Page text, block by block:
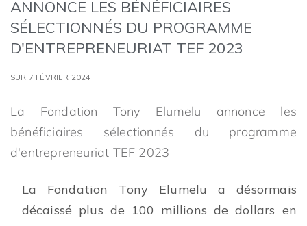
ANNONCE LES BÉNÉFICIAIRES
SÉLECTIONNÉS DU PROGRAMME
D'ENTREPRENEURIAT TEF 2023
SUR 7 FÉVRIER 2024
La Fondation Tony Elumelu annonce les
bénéficiaires sélectionnés du programme
d'entrepreneuriat TEF 2023
La Fondation Tony Elumelu a désormais
décaissé plus de 100 millions de dollars en